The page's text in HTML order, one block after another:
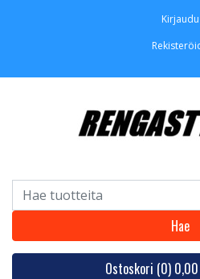
Kirjaudu
Hae
Ostoskori (0)